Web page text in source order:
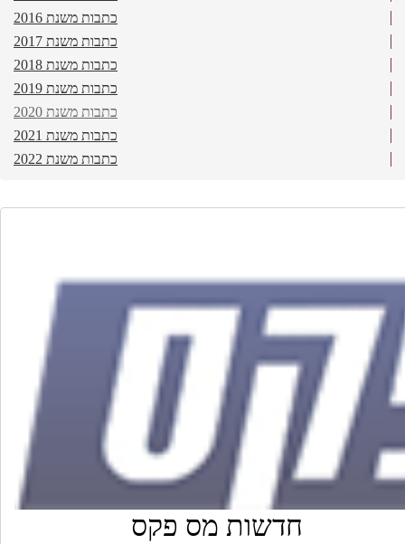
כתבות משנת 2016
כתבות משנת 2017
כתבות משנת 2018
כתבות משנת 2019
כתבות משנת 2020
כתבות משנת 2021
כתבות משנת 2022
חדשות מס פקס